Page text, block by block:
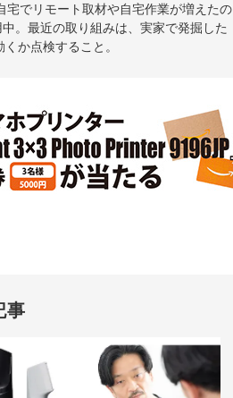
でリモート取材や自宅作業が増えたの
。最近の取り組みは、実家で発掘した
か点検すること。
事